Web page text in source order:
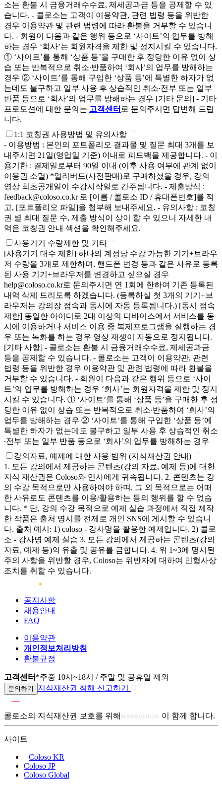
소는 환불 시 금융거래수수료, 제세공과금 등을 공제할 수 있
습니다. - 콜로소는 고객이 이용약관, 관련 법령 등을 위반한
경우 이용약관 및 관련 법령에 따라 환불을 거부할 수 있습니
다. - 회원이 다음과 같은 행위 등으로 ‘사이트’의 업무를 방해
하는 경우 ‘회사’는 회원자격을 제한 및 정지시킬 수 있습니다.
① ‘사이트’를 통해 ‘상품 등’을 구매한 후 정당한 이유 없이 상
습 또는 반복적으로 취소∙반품하여 ‘회사’의 업무를 방해하는
경우 ② ‘사이트’를 통해 구입한 ‘상품 등’에 특별한 하자가 없
는데도 불구하고 일부 사용 후 상습적인 취소∙전부 또는 일부
반품 등으로 ‘회사’의 업무를 방해하는 경우 [기타 문의] - 기타
프로모션에 대한 문의는 고객센터 로 문의주시면 답변해 드립
니다.
1:1 코칭권 사용방법 및 유의사항
- 이용방법 : 본인의 포트폴리오 결과물 및 질문 최대 3개를 보
내주시면 21일(영업일 기준) 이내로 피드백을 제공합니다. - 이
용기한 : 결제일로부터 90일 이내 (이후 사용 여부에 관계 없이
이용권 소멸) *얼리버드(사전판매)로 구매하셨을 경우, 강의
영상 최초공개일이 수강시작일로 간주됩니다. - 제출방식 :
feedback@coloso.co.kr 로 [이름 / 콜로소 ID / 휴대폰번호]를 적
고, [포트폴리오 파일]을 첨부해 보내주세요. - 유의사항 : 코칭
권 별 최대 질문 수, 제출 방식이 상이 할 수 있으니 자세한 내
역은 코칭권 안내 섹션을 확인해주세요.
사용기기 수량제한 및 기타
[사용기기 대수 제한] 하나의 계정당 수강 가능한 기기+브라우
저 수량을 3개로 제한하며, 핸드폰 변경 등과 같은 사유로 등록
된 사용 기기+브라우저를 변경하고 싶으실 경우
help@coloso.co.kr로 문의주시면 연 1회에 한하여 기존 등록된
내역 삭제 드리도록 하겠습니다. (등록하실 첫 3개의 기기+브
라우저는 강의장 접속과 동시에 자동 등록됩니다.) [동시 접속
제한] 동일한 아이디로 2대 이상의 디바이스에서 서비스를 동
시에 이용하거나 서비스 이용 중 복제프로그램을 실행하는 경
우 또는 녹화를 하는 경우 영상 재생이 자동으로 정지됩니다.
[기타 사항] - 콜로소는 환불 시 금융거래수수료, 제세공과금
등을 공제할 수 있습니다. - 콜로소는 고객이 이용약관, 관련
법령 등을 위반한 경우 이용약관 및 관련 법령에 따라 환불을
거부할 수 있습니다. - 회원이 다음과 같은 행위 등으로 ‘사이
트’의 업무를 방해하는 경우 ‘회사’는 회원자격을 제한 및 정지
시킬 수 있습니다. ① ‘사이트’를 통해 ‘상품 등’을 구매한 후 정
당한 이유 없이 상습 또는 반복적으로 취소∙반품하여 ‘회사’의
업무를 방해하는 경우 ② ‘사이트’를 통해 구입한 ‘상품 등’에
특별한 하자가 없는데도 불구하고 일부 사용 후 상습적인 취소
∙전부 또는 일부 반품 등으로 ‘회사’의 업무를 방해하는 경우
강의자료, 예제에 대한 사용 범위 (지식재산권 안내)
1. 모든 강의에서 제공하는 콘텐츠(강의 자료, 예제 등)에 대한
지식 재산권은 Coloso와 연사에게 귀속됩니다. 2. 콘텐츠는 강
의 수강 목적으로만 사용하여야 하며, 그 외 목적으로는 어떠
한 사유로도 콘텐츠를 이용/활용하는 등의 행위를 할 수 없습
니다. * 단, 강의 수강 목적으로 예제 실습 과정에서 직접 제작
한 작품은 출처 명시를 전제로 개인 SNS에 게시할 수 있습니
다. 출처 예시: 1) coloso - 강사명을 활용한 예제입니다. 2) 콜로
소 - 강사명 예제 실습 3. 모든 강의에서 제공하는 콘텐츠(강의
자료, 예제 등)의 유출 및 공유를 금합니다. 4. 위 1~3에 명시된
주의 사항을 위반할 경우, Coloso는 위반자에 대하여 민형사상
조치를 취할 수 있습니다.
공지사항
채용안내
FAQ
이용약관
개인정보처리방침
환불규정
고객센터 *주중 10시~18시 / 주말 및 공휴일 제외
문의하기 지식재산권 침해 신고하기
콜로소의 지식재산권 보호를 위해 이 함께 합니다.
사이트
Coloso KR
Coloso JP
Coloso Global